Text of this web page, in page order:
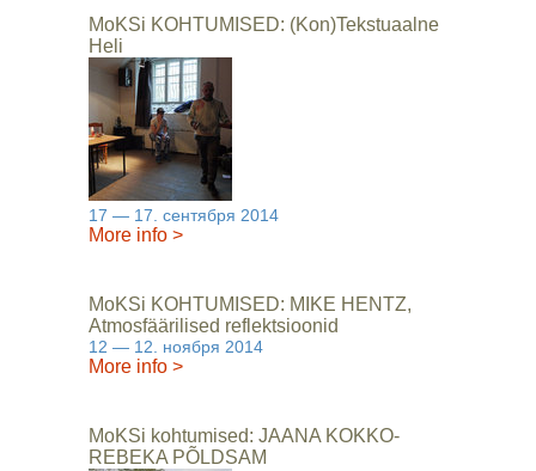
MoKSi KOHTUMISED: (Kon)Tekstuaalne
Heli
17 — 17. сентября 2014
More info >
MoKSi KOHTUMISED: MIKE HENTZ,
Atmosfäärilised reflektsioonid
12 — 12. ноября 2014
More info >
MoKSi kohtumised: JAANA KOKKO-
REBEKA PÕLDSAM